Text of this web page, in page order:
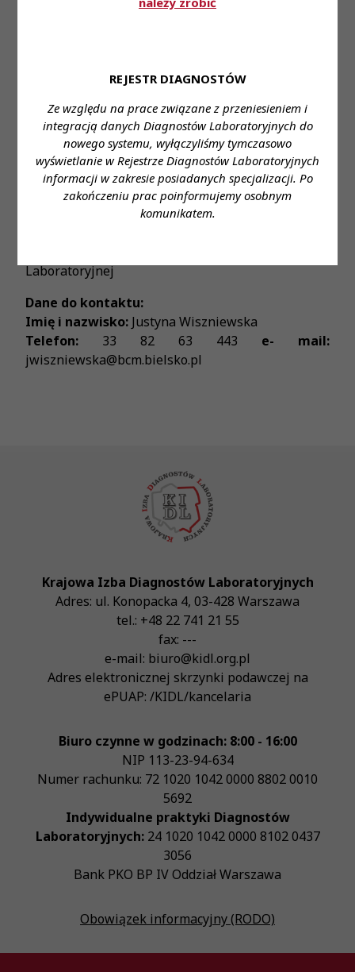
REJESTR DIAGNOSTÓW
Ze względu na prace związane z przeniesieniem i
integracją danych Diagnostów Laboratoryjnych do
nowego systemu, wyłączyliśmy tymczasowo
wyświetlanie w Rejestrze Diagnostów Laboratoryjnych
informacji w zakresie posiadanych specjalizacji. Po
zakończeniu prac poinformujemy osobnym
komunikatem.
Proponowane wynagrodzenie:wg ustawy
Forma zatrudnienia:umowa o pracę / umowa
cywilnoprawna
Wymiar czasu pracy:od poniedziałku do piątku
Laboratoryjnej
Dane do kontaktu:
Imię i nazwisko: Justyna Wiszniewska
Telefon: 33 82 63 443 e- mail:
jwiszniewska@bcm.bielsko.pl
Krajowa Izba Diagnostów Laboratoryjnych
Adres: ul. Konopacka 4, 03-428 Warszawa
tel.: +48 22 741 21 55
fax: ---
e-mail: biuro@kidl.org.pl
Adres elektronicznej skrzynki podawczej na
ePUAP: /KIDL/kancelaria
Biuro czynne w godzinach: 8:00 - 16:00
NIP 113-23-94-634
Numer rachunku: 72 1020 1042 0000 8802 0010
5692
Indywidualne praktyki Diagnostów
Laboratoryjnych:24 1020 1042 0000 8102 0437
3056
Bank PKO BP IV Oddział Warszawa
Obowiązek informacyjny (RODO)